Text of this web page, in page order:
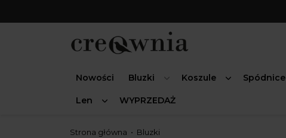
Nowości Bluzki Koszule Spódnice
Len WYPRZEDAŻ
Strona główna Bluzki